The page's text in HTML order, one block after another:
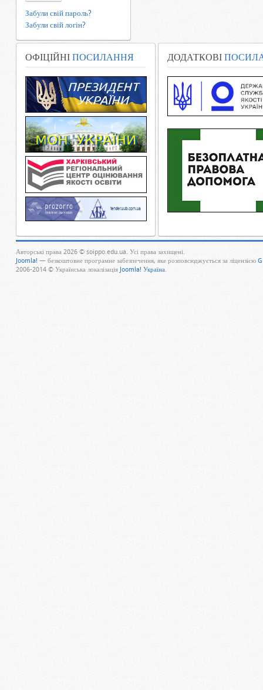
Забули свій пароль?
Забули свій логін?
ОФІЦІЙНІ ПОСИЛАННЯ ДОДАТКОВІ
Авторські права 2026 © soippo.edu.ua. Усі права захищені.
Joomla! — безкоштовне програмне забезпечення, яке розповсюджується за ліцензією
2006-2014 © Українська локалізація Joomla! Україна.